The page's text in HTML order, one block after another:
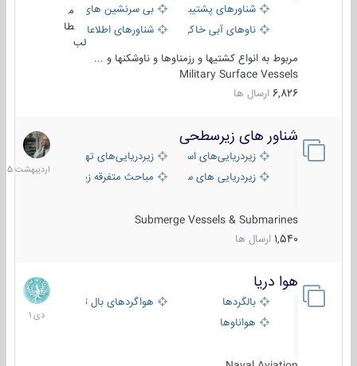
شناورهای پشتیبانی
بی سرنشین های دریایی
ناوهای آبی خاکی و نیروبرشناورهای اطلاعاتی و جاسوسی
طا
لب
مربوط به انواع کشتیها و رزمناوها و ناوشکنها و ...
Military Surface Vessels
6,826 ارسال ها
شناور های زیرسطحی
زیردریایی‌های استراتژیکزیردریایی‌های تهاجمی
زیردریایی های سبک
مباحث متفرقه زیرسطحی
Submerge Vessels & Submarines
1,540 ارسال ها
31
1405
هوا دریا
بالگردها
هواگردهای بال ثابت
هواناوها
12
دی
1401